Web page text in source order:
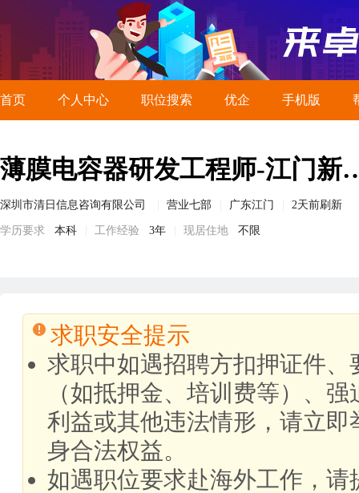
首页 个人中心 职位搜索 优企 手机版
薄膜电容器研发
深圳市清日信息咨询有限公司 营业七部 广东江门 2天前刷新
学历要求 本科 工作经验 3年 现居住地 不限
求职安全提示
求职中如遇招聘方扣押证件
（如抵押金、培训费等）、
利益或其他违法情形，请立
身合法权益。
如遇职位要求赴海外工作，